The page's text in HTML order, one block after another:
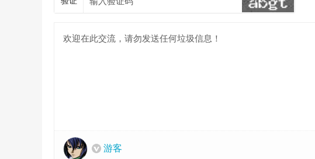
游客